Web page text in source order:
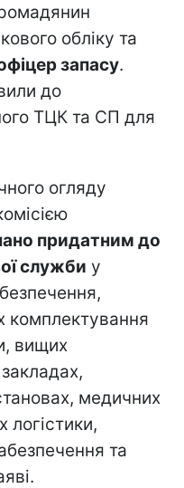
обліку та
запасу.
до
ТЦК та СП для
огляду
придатним до
служби у
комплектування
вищих
медичних
логістики,
та